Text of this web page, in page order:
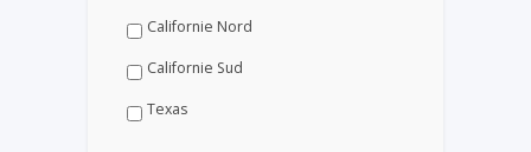
Californie Nord
Californie Sud
Texas